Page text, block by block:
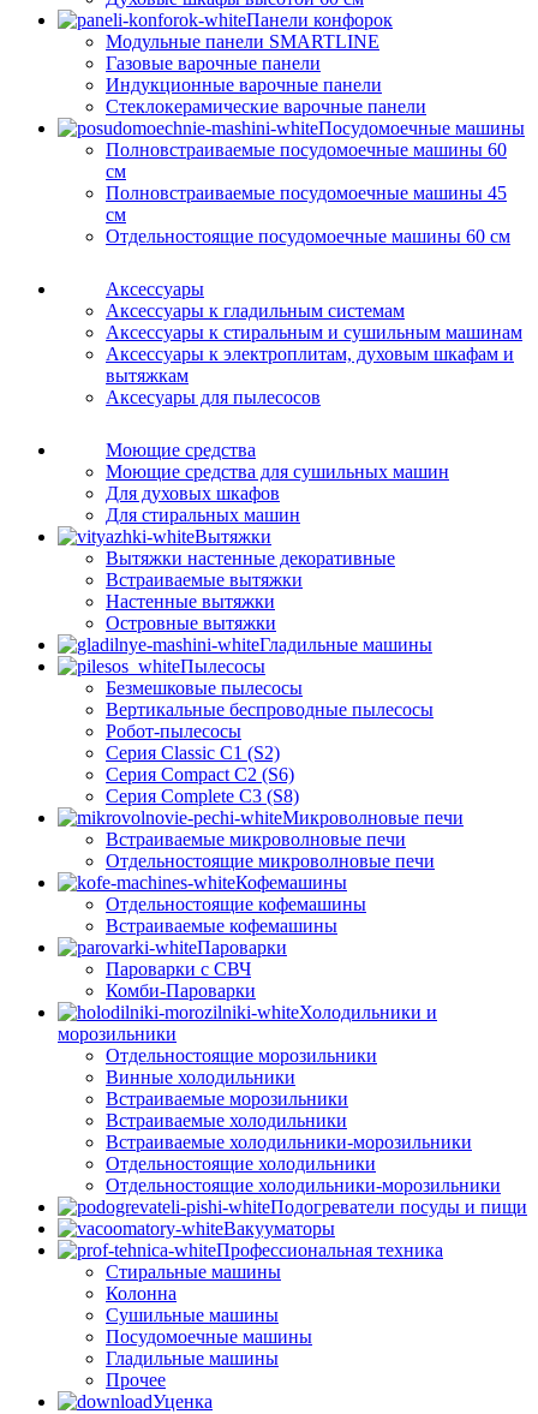
Панели конфорок
Модульные панели SMARTLINE
Газовые варочные панели
Индукционные варочные панели
Стеклокерамические варочные панели
Посудомоечные машины
Полновстраиваемые посудомоечные машины 60
см
Полновстраиваемые посудомоечные машины 45
см
Отдельностоящие посудомоечные машины 60 см
Аксессуары
Аксессуары к гладильным системам
Аксессуары к стиральным и сушильным машинам
Аксессуары к электроплитам, духовым шкафам и
вытяжкам
Аксесуары для пылесосов
Моющие средства
Моющие средства для сушильных машин
Для духовых шкафов
Для стиральных машин
Вытяжки
Вытяжки настенные декоративные
Встраиваемые вытяжки
Настенные вытяжки
Островные вытяжки
Гладильные машины
Пылесосы
Безмешковые пылесосы
Вертикальные беспроводные пылесосы
Робот-пылесосы
Серия Classic C1 (S2)
Серия Compact C2 (S6)
Серия Complete C3 (S8)
Микроволновые печи
Встраиваемые микроволновые печи
Отдельностоящие микроволновые печи
Кофемашины
Отдельностоящие кофемашины
Встраиваемые кофемашины
Пароварки
Пароварки с СВЧ
Комби-Пароварки
Холодильники и
морозильники
Отдельностоящие морозильники
Винные холодильники
Встраиваемые морозильники
Встраиваемые холодильники
Встраиваемые холодильники-морозильники
Отдельностоящие холодильники
Отдельностоящие холодильники-морозильники
Подогреватели посуды и пищи
Вакууматоры
Профессиональная техника
Стиральные машины
Колонна
Сушильные машины
Посудомоечные машины
Гладильные машины
Прочее
Уценка